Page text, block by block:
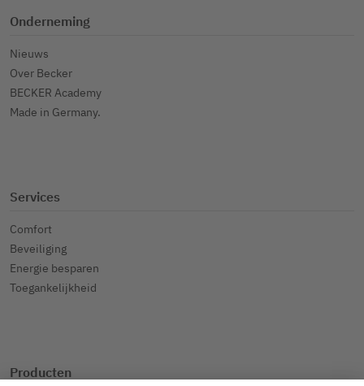
Onderneming
Nieuws
Over Becker
BECKER Academy
Made in Germany.
Services
Comfort
Beveiliging
Energie besparen
Toegankelijkheid
Producten